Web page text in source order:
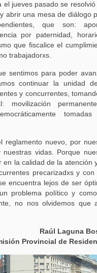
el jueves pasado se resolvió
abrir una mesa de diálogo
que son:
por paternidad,
que fiscalice el
trabajadorxs.
sentimos para poder
continuar la unidad
y concurrentes,
reglamento nuevo, por
vidas. Porque
en la calidad de la atención
precarizadxs y con
encuentra lejos de ser
problema político y
no nos olvidemos que
Raúl Laguna
Provincial de